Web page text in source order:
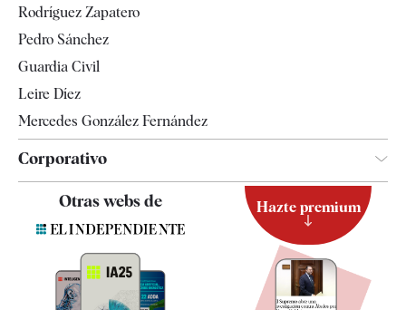
Televisión
Rodríguez Zapatero
Pedro Sánchez
Guardia Civil
Leire Díez
Mercedes González Fernández
Corporativo
Contacto
Quiénes somos
Otras webs de Hazte premium